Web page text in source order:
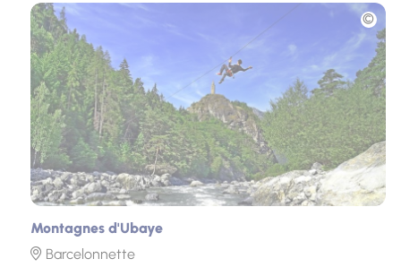
Montagnes d'Ubaye
Barcelonnette
Photo